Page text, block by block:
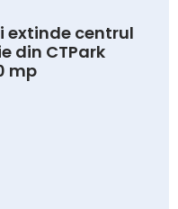
extinde centrul
din CTPark
mp